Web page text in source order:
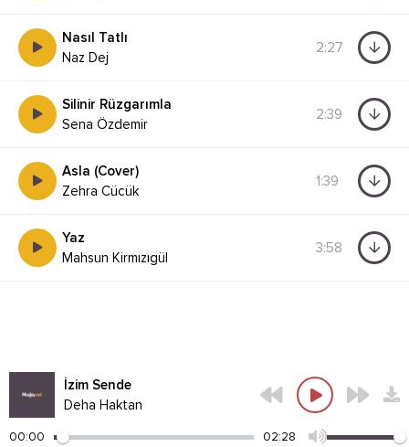
Nasıl Tatlı
Naz Dej
2:27
Silinir Rüzgarımla
Sena Özdemir
2:39
Asla (Cover)
Zehra Cücük
1:39
Yaz
Mahsun Kirmızıgül
3:58
İzim Sende
Deha Haktan
00:00 02:28